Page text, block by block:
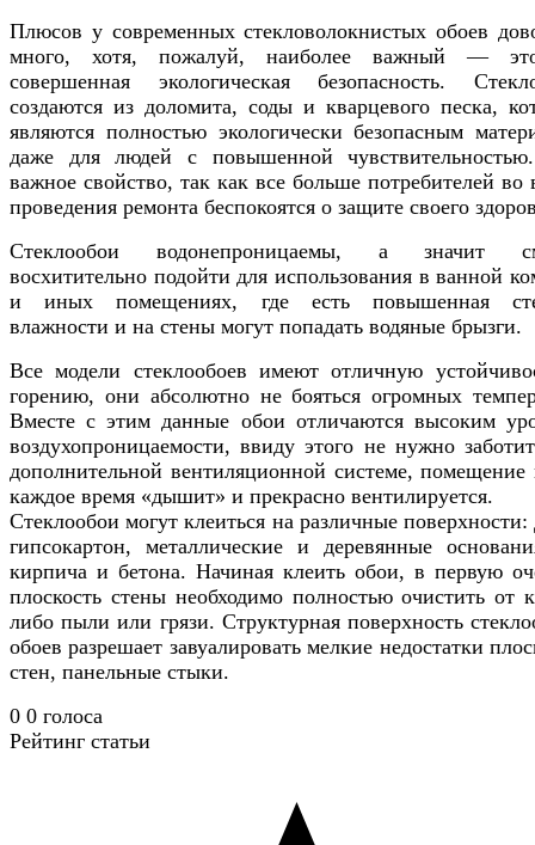
Плюсов у современных стекловолокнистых обоев
много, хотя, пожалуй, наиболее важный —
совершенная экологическая безопасность.
создаются из доломита, соды и кварцевого песка,
являются полностью экологически безопасным
даже для людей с повышенной
важное свойство, так как все больше потребителей во
проведения ремонта беспокоятся о защите своего
Стеклообои водонепроницаемы, а значит
восхитительно подойти для использования в ванной
и иных помещениях, где есть повышенная
влажности и на стены могут попадать водяные брызги.
Все модели стеклообоев имеют отличную
горению, они абсолютно не бояться огромных
Вместе с этим данные обои отличаются высоким
воздухопроницаемости, ввиду этого не нужно
дополнительной вентиляционной системе, помещение
каждое время «дышит» и прекрасно вентилируется.
Стеклообои могут клеиться на различные
гипсокартон, металлические и деревянные
кирпича и бетона. Начиная клеить обои, в первую
плоскость стены необходимо полностью очистить от
либо пыли или грязи. Структурная поверхность
обоев разрешает завуалировать мелкие недостатки
стен, панельные стыки.
0 0 голоса
Рейтинг статьи